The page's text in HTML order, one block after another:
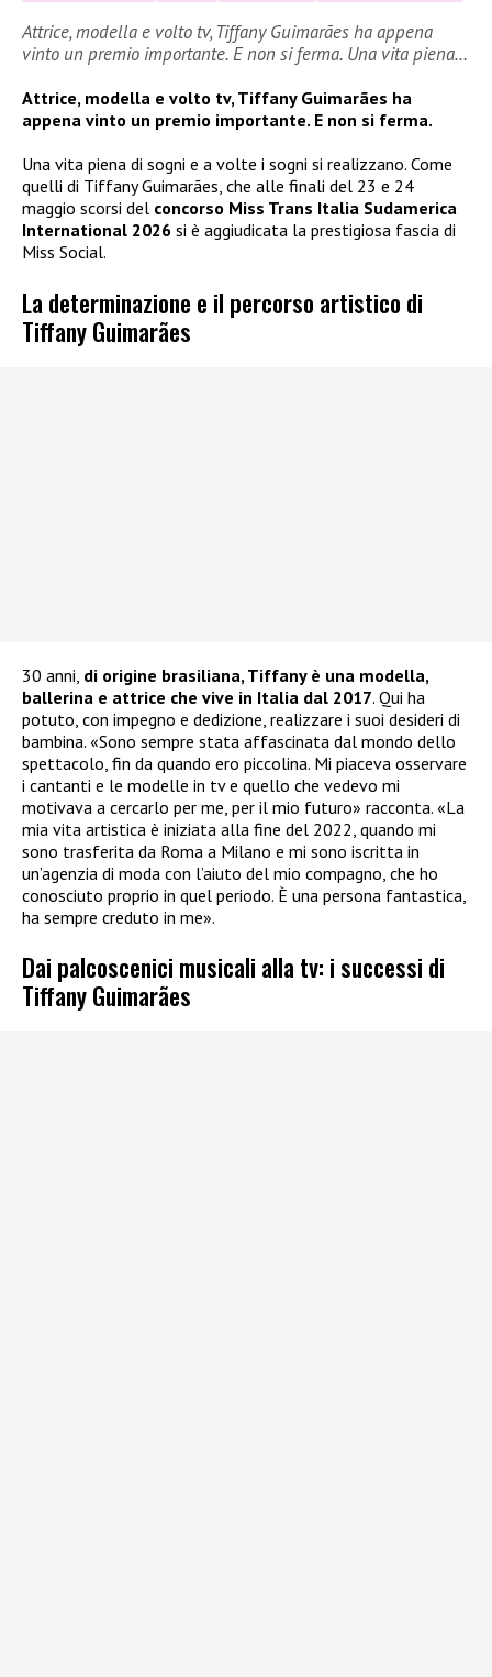
Attrice, modella e volto tv, Tiffany Guimarães ha appena
vinto un premio importante. E non si ferma. Una vita piena…
Attrice, modella e volto tv, Tiffany Guimarães ha
appena vinto un premio importante. E non si ferma.
Una vita piena di sogni e a volte i sogni si realizzano. Come
quelli di Tiffany Guimarães, che alle finali del 23 e 24
maggio scorsi del concorso Miss Trans Italia Sudamerica
International 2026 si è aggiudicata la prestigiosa fascia di
Miss Social.
La determinazione e il percorso artistico di
Tiffany Guimarães
30 anni, di origine brasiliana, Tiffany è una modella,
ballerina e attrice che vive in Italia dal 2017. Qui ha
potuto, con impegno e dedizione, realizzare i suoi desideri di
bambina. «Sono sempre stata affascinata dal mondo dello
spettacolo, fin da quando ero piccolina. Mi piaceva osservare
i cantanti e le modelle in tv e quello che vedevo mi
motivava a cercarlo per me, per il mio futuro» racconta. «La
mia vita artistica è iniziata alla fine del 2022, quando mi
sono trasferita da Roma a Milano e mi sono iscritta in
un’agenzia di moda con l’aiuto del mio compagno, che ho
conosciuto proprio in quel periodo. È una persona fantastica,
ha sempre creduto in me».
Dai palcoscenici musicali alla tv: i successi di
Tiffany Guimarães